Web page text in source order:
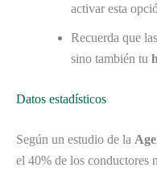
activar esta
Recuerda que las
sino también tu
Datos estadísticos
Según un estudio de la
el 40% de los conductores